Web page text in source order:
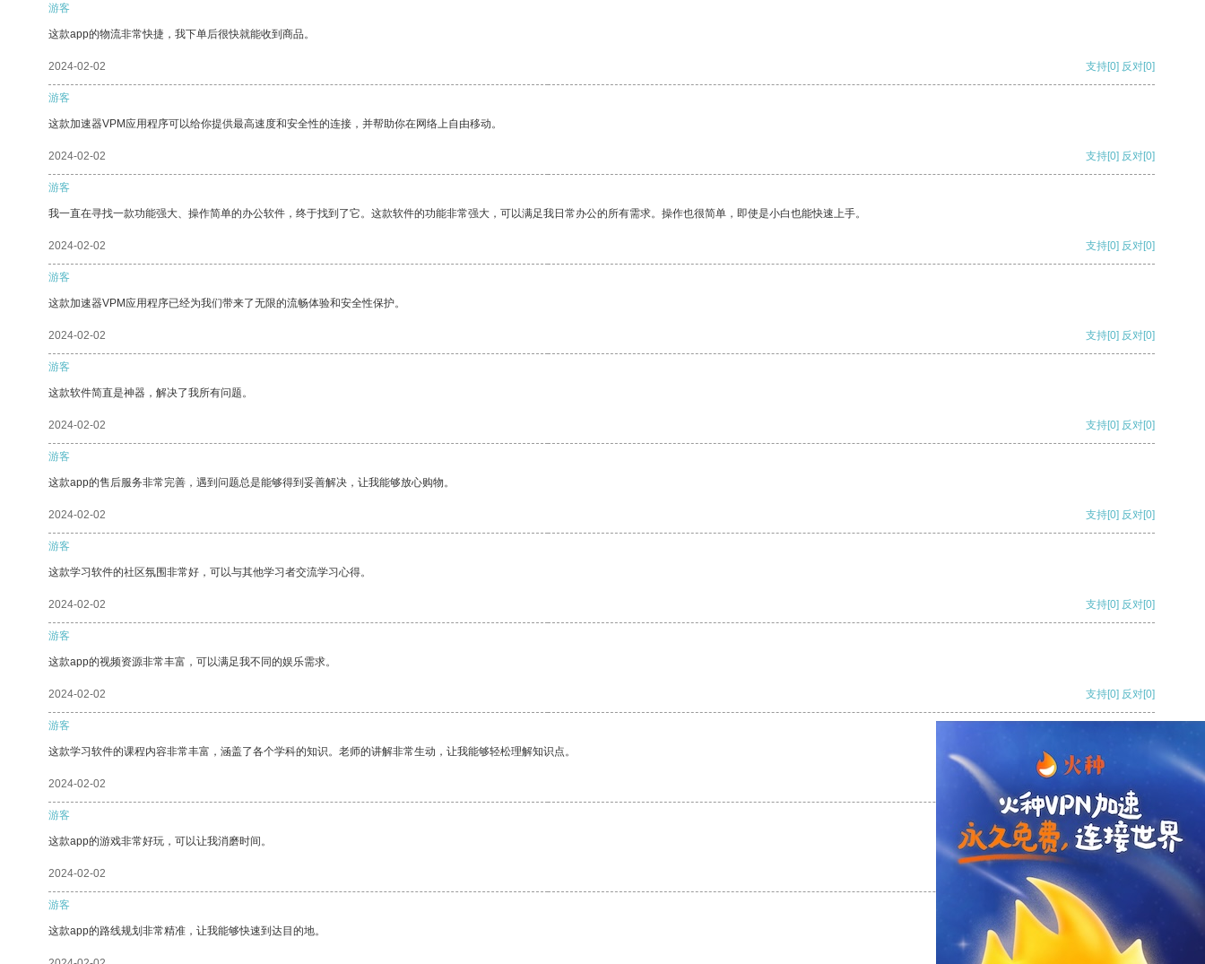
游客
这款app的物流非常快捷，我下单后很快就能收到商品。
2024-02-02 支持[0] 反对[0]
游客
这款加速器VPM应用程序可以给你提供最高速度和安全性的连接，并帮助你在网络上自由移动。
2024-02-02 支持[0] 反对[0]
游客
我一直在寻找一款功能强大、操作简单的办公软件，终于找到了它。这款软件的功能非常强大，可以满足我日常办公的所有需求。操作也很简单，即使是小白也能快速上手。
2024-02-02 支持[0] 反对[0]
游客
这款加速器VPM应用程序已经为我们带来了无限的流畅体验和安全性保护。
2024-02-02 支持[0] 反对[0]
游客
这款软件简直是神器，解决了我所有问题。
2024-02-02 支持[0] 反对[0]
游客
这款app的售后服务非常完善，遇到问题总是能够得到妥善解决，让我能够放心购物。
2024-02-02 支持[0] 反对[0]
游客
这款学习软件的社区氛围非常好，可以与其他学习者交流学习心得。
2024-02-02 支持[0] 反对[0]
游客
这款app的视频资源非常丰富，可以满足我不同的娱乐需求。
2024-02-02 支持[0] 反对[0]
游客
这款学习软件的课程内容非常丰富，涵盖了各个学科的知识。老师的讲解非常生动，让我能够轻松理解知识点。
2024-02-02
游客
这款app的游戏非常好玩，可以让我消磨时间。
2024-02-02 反对
游客
这款app的路线规划非常精准，让我能够快速到达目的地。